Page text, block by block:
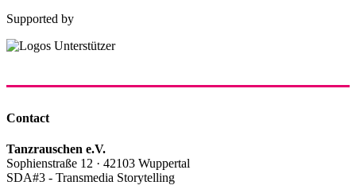
Supported by
Contact
Tanzrauschen e.V.
Sophienstraße 12 · 42103 Wuppertal
SDA#3 - Transmedia Storytelling